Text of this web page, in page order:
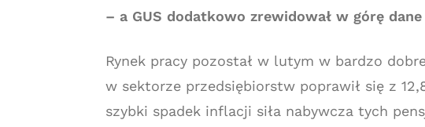
– a GUS dodatkowo zrewidował w górę
Rynek pracy pozostał w lutym w bardzo
w sektorze przedsiębiorstw poprawił się z
szybki spadek inflacji siła nabywcza tych